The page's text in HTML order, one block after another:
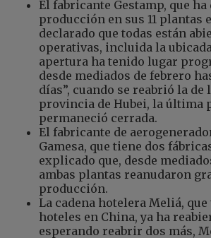
El fabricante Gestamp, que
producción en sus 11 plantas
declarado que todas están
operativas, incluida la
apertura ha tenido lugar
desde mediados de febrero
días”, cuando se reabrió la de
provincia de Hubei, la última
permaneció cerrada.
El fabricante de
Gamesa, que tiene dos
explicado que, desde
ambas plantas reanudaron
producción.
La cadena hotelera Meliá,
hoteles en China, ya ha
esperando reabrir dos más,